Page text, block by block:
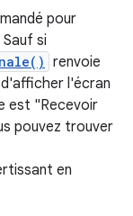
pour
si
renvoie
l'écran
est "Recevoir
pouvez trouver
en